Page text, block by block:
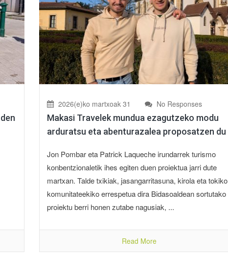
2026(e)ko martxoak 31 No Responses
Makasi Travelek mundua ezagutzeko modu
arduratsu eta abenturazalea proposatzen du
Jon Pombar eta Patrick Laqueche irundarrek turismo
konbentzionaletik ihes egiten duen proiektua jarri dute
martxan. Talde txikiak, jasangarritasuna, kirola eta tokiko
komunitateekiko errespetua dira Bidasoaldean sortutako
proiektu berri honen zutabe nagusiak, ...
Read More